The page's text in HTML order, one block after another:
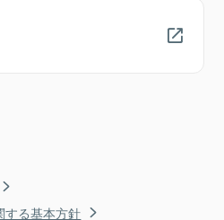
する基本方針